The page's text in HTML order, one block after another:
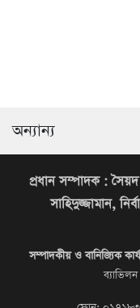
অন্যান্য
প্রধান সম্পাদক :
সাহিদুজ্জামান,
সম্পাদকীয় ও বানিজ্যিক